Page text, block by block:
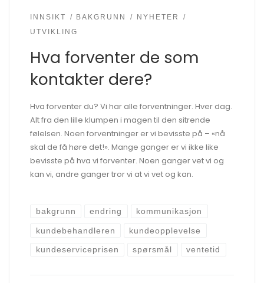
INNSIKT BAKGRUNN
NYHETER
UTVIKLING
Hva forventer de som
kontakter dere?
Hva forventer du? Vi har alle forventninger. Hver dag.
Alt fra den lille klumpen i magen til den sitrende
følelsen. Noen forventninger er vi bevisste på – «nå
skal de få høre det!». Mange ganger er vi ikke like
bevisste på hva vi forventer. Noen ganger vet vi og
kan vi, andre ganger tror vi at vi vet og kan.
bakgrunn endring kommunikasjon
kundebehandleren kundeopplevelse
kundeserviceprisen spørsmål ventetid